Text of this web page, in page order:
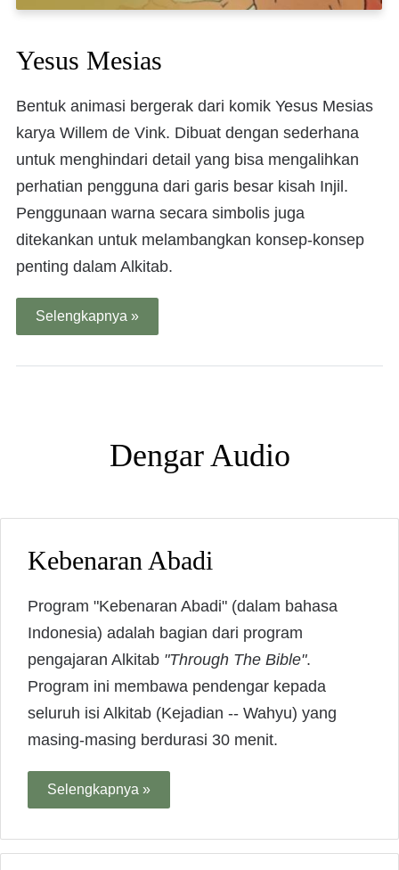
Yesus Mesias
Bentuk animasi bergerak dari komik Yesus Mesias
karya Willem de Vink. Dibuat dengan sederhana
untuk menghindari detail yang bisa mengalihkan
perhatian pengguna dari garis besar kisah Injil.
Penggunaan warna secara simbolis juga
ditekankan untuk melambangkan konsep-konsep
penting dalam Alkitab.
Selengkapnya »
Dengar Audio
Kebenaran Abadi
Program "Kebenaran Abadi" (dalam bahasa
Indonesia) adalah bagian dari program
pengajaran Alkitab "Through The Bible".
Program ini membawa pendengar kepada
seluruh isi Alkitab (Kejadian -- Wahyu) yang
masing-masing berdurasi 30 menit.
Selengkapnya »